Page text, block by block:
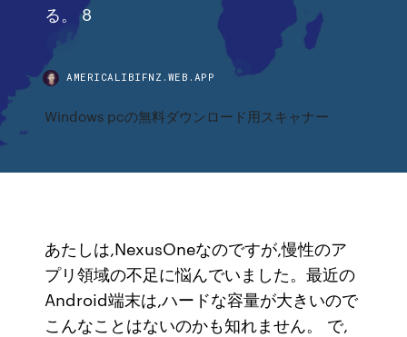
る。 8
AMERICALIBIFNZ.WEB.APP
Windows pcの無料ダウンロード用スキャナー
あたしは,NexusOneなのですが,慢性のア
プリ領域の不足に悩んでいました。最近の
Android端末は,ハードな容量が大きいので
こんなことはないのかも知れません。 で,